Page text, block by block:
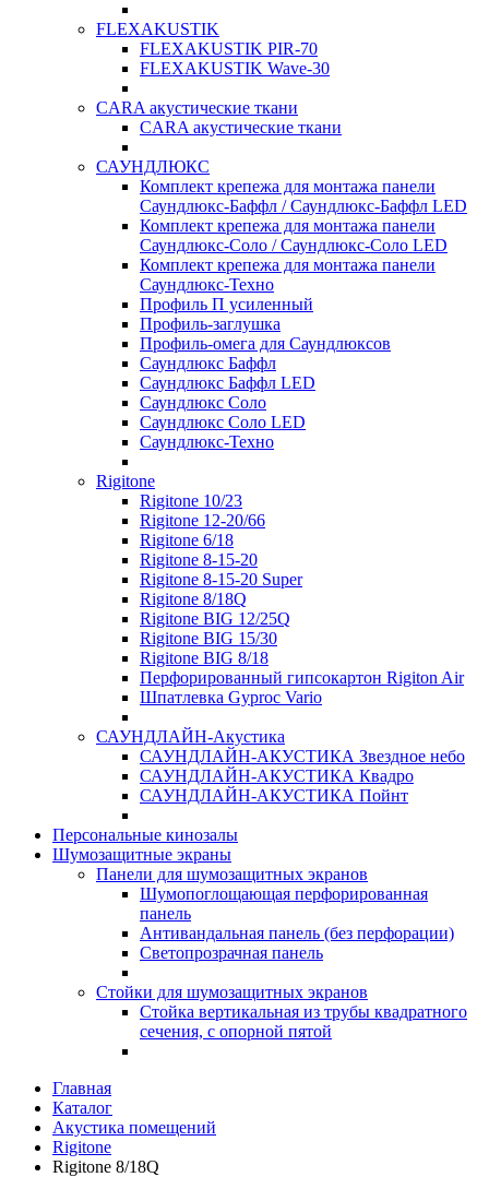
FLEXAKUSTIK
FLEXAKUSTIK PIR-70
FLEXAKUSTIK Wave-30
CARA акустические ткани
CARA акустические ткани
САУНДЛЮКС
Комплект крепежа для монтажа панели
Саундлюкс-Баффл / Саундлюкс-Баффл LED
Комплект крепежа для монтажа панели
Саундлюкс-Соло / Саундлюкс-Соло LED
Комплект крепежа для монтажа панели
Саундлюкс-Техно
Профиль П усиленный
Профиль-заглушка
Профиль-омега для Саундлюксов
Саундлюкс Баффл
Саундлюкс Баффл LED
Саундлюкс Соло
Саундлюкс Соло LED
Саундлюкс-Техно
Rigitone
Rigitone 10/23
Rigitone 12-20/66
Rigitone 6/18
Rigitone 8-15-20
Rigitone 8-15-20 Super
Rigitone 8/18Q
Rigitone BIG 12/25Q
Rigitone BIG 15/30
Rigitone BIG 8/18
Перфорированный гипсокартон Rigiton Air
Шпатлевка Gyproc Vario
САУНДЛАЙН-Акустика
САУНДЛАЙН-АКУСТИКА Звездное небо
САУНДЛАЙН-АКУСТИКА Квадро
САУНДЛАЙН-АКУСТИКА Пойнт
Персональные кинозалы
Шумозащитные экраны
Панели для шумозащитных экранов
Шумопоглощающая перфорированная
панель
Антивандальная панель (без перфорации)
Светопрозрачная панель
Стойки для шумозащитных экранов
Стойка вертикальная из трубы квадратного
сечения, с опорной пятой
Главная
Каталог
Акустика помещений
Rigitone
Rigitone 8/18Q